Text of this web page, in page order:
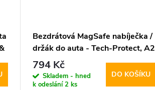
Bezdrátová MagSafe nabíječka /
držák do auta - Tech-Protect, A2
15W Black
794 Kč
Skladem - hned
k odeslání2 ks
DO KOŠÍKU